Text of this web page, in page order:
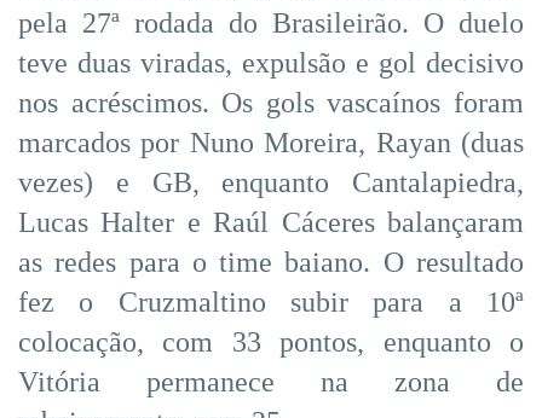
pela 27ª rodada do Brasileirão. O duelo
teve duas viradas, expulsão e gol decisivo
nos acréscimos. Os gols vascaínos foram
marcados por Nuno Moreira, Rayan (duas
vezes) e GB, enquanto Cantalapiedra,
Lucas Halter e Raúl Cáceres balançaram
as redes para o time baiano. O resultado
fez o Cruzmaltino subir para a 10ª
colocação, com 33 pontos, enquanto o
Vitória permanece na zona de